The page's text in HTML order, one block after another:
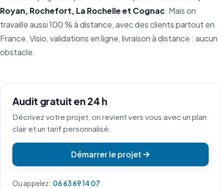
Royan, Rochefort, La Rochelle et Cognac. Mais on
travaille aussi 100 % à distance, avec des clients partout en
France. Visio, validations en ligne, livraison à distance : aucun
obstacle.
Audit gratuit en 24 h
Décrivez votre projet, on revient vers vous avec un plan
clair et un tarif personnalisé.
Démarrer le projet
Ou appelez : 06 63 69 14 07